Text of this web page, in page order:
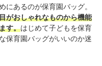
にあるのが保育園バッグ。
がおしゃれなものから機能
す。はじめて子どもを保育
保育園バッグがいいのか迷